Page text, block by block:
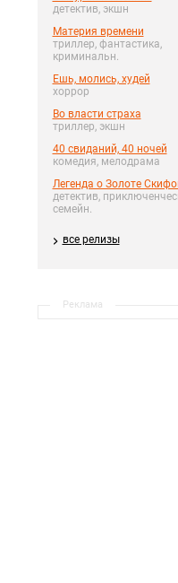
детектив, экшн
Материя времени
триллер, фантастика,
криминальн.
Ешь, молись, худей
хоррор
Во власти страха
триллер, экшн
40 свиданий, 40 ночей
комедия, мелодрама
Легенда о Золоте
детектив,
семейн.
все релизы
Реклама